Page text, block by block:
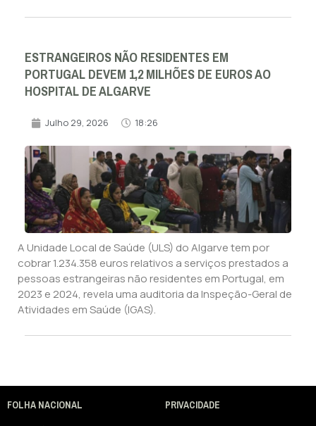
ESTRANGEIROS NÃO RESIDENTES EM
PORTUGAL DEVEM 1,2 MILHÕES DE EUROS AO
HOSPITAL DE ALGARVE
Julho 29, 2026 18:26
A Unidade Local de Saúde (ULS) do Algarve tem por
cobrar 1.234.358 euros relativos a serviços prestados a
pessoas estrangeiras não residentes em Portugal, em
2023 e 2024, revela uma auditoria da Inspeção-Geral de
Atividades em Saúde (IGAS).
FOLHA NACIONAL PRIVACIDADE